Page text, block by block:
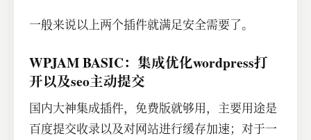
一般来说以上两个插件就满足安全需要了。
WPJAM BASIC：集成优化wordpress打
开以及seo主动提交
国内大神集成插件，免费版就够用，主要用途是
百度提交收录以及对网站进行缓存加速；对于一